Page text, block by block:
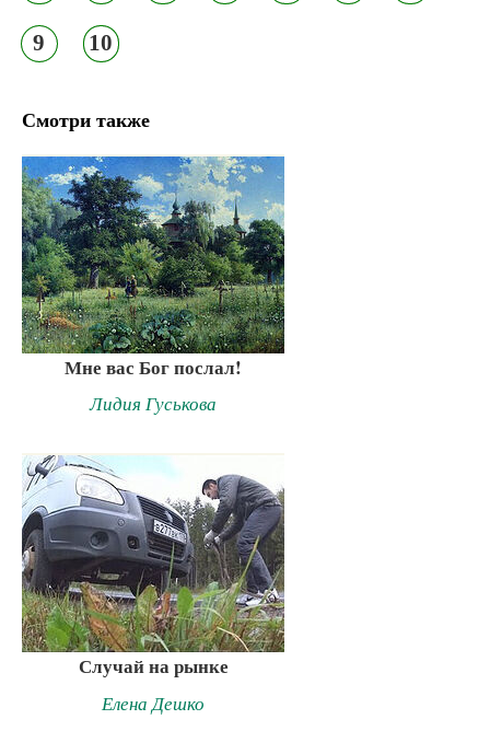
9 10
Смотри также
Мне вас Бог послал!
Лидия Гуськова
Случай на рынке
Елена Дешко